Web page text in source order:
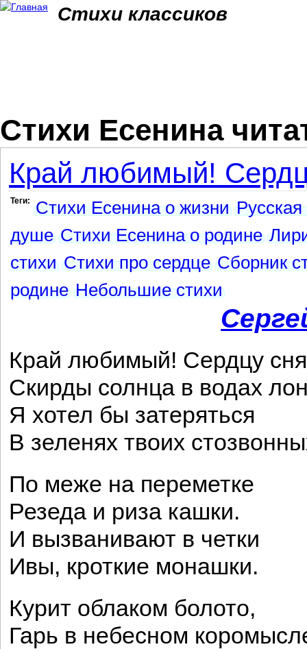
Стихи классиков
Стихи Есенина
Край любимый!
Теги: Стихи Есенина о жизни Русская
душе Стихи Есенина о родине
стихи Стихи про сердце Сборник
родине Небольшие стихи
Край любимый! Сердцу
Скирды солнца в водах
Я хотел бы затеряться
В зеленях твоих
По меже на переметке
Резеда и риза кашки.
И вызванивают в четки
Ивы, кроткие монашки.
Курит облаком болото,
Гарь в небесном